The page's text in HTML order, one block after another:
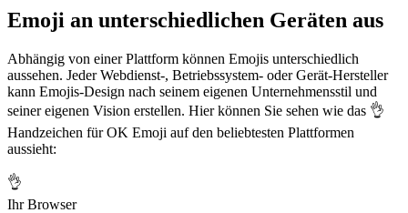
Emoji an unterschiedlichen Geräten aus
Abhängig von einer Plattform können Emojis unterschiedlich
aussehen. Jeder Webdienst-, Betriebssystem- oder Gerät-Hersteller
kann Emojis-Design nach seinem eigenen Unternehmensstil und
seiner eigenen Vision erstellen. Hier können Sie sehen wie das 👌
Handzeichen für OK Emoji auf den beliebtesten Plattformen
aussieht:
👌
Ihr Browser